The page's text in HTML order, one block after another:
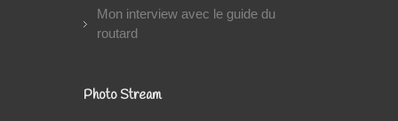
Mon interview avec le guide du
routard
Photo Stream